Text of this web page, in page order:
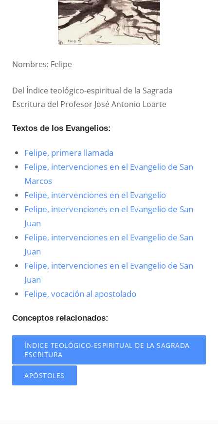
Nombres: Felipe
Del Índice teológico-espiritual de la Sagrada
Escritura del Profesor José Antonio Loarte
Textos de los Evangelios:
Felipe, primera llamada
Felipe, intervenciones en el Evangelio de San
Marcos
Felipe, intervenciones en el Evangelio
Felipe, intervenciones en el Evangelio de San
Juan
Felipe, intervenciones en el Evangelio de San
Juan
Felipe, intervenciones en el Evangelio de San
Juan
Felipe, vocación al apostolado
Conceptos relacionados:
ÍNDICE TEOLÓGICO-ESPIRITUAL DE LA SAGRADA
ESCRITURA
APÓSTOLES